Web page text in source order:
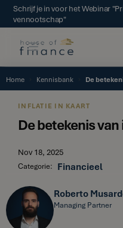
Schrijf je in voor het Webinar
vennootschap"
Home Kennisbank De
INFLATIE IN KAART
De betekenis
Nov 18, 2025
Categorie: Financieel
Roberto
Managing Partner